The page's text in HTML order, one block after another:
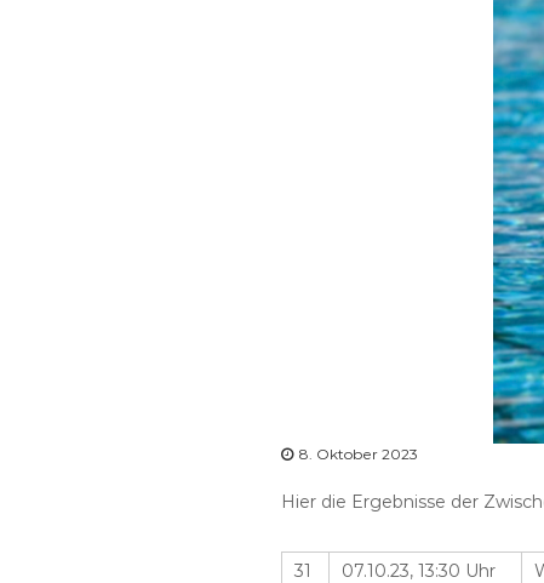
8. Oktober 2023
Hier die Ergebnisse der
31 07.10.23, 13:30 Uhr